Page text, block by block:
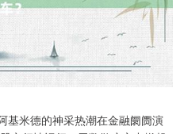
基米德的神采热潮在金融阛阓演